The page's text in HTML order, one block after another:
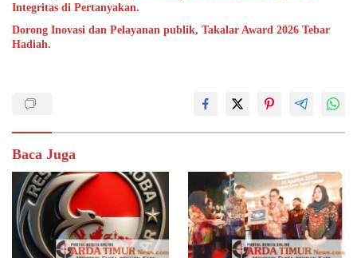
Integritas di Pertanyakan.
Dorong Inovasi dan Pelayanan publik, Takalar Award 2026 Tebar
Hadiah.
Baca Juga